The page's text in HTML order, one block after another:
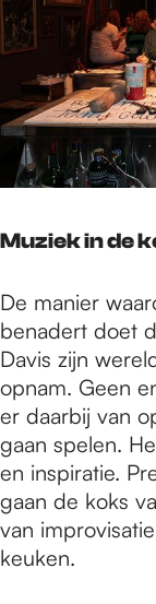
Muziek in de
De manier
benadert doet
Davis zijn
opnam. Geen
er daarbij van
gaan spelen.
en inspiratie.
gaan de koks
van
keuken.